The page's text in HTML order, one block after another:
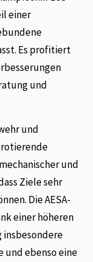
einer
Es profitiert
und
und
und
Ziele sehr
Die AESA-
einer höheren
und ebenso eine